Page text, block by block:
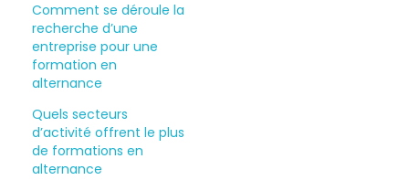
Comment se déroule la
recherche d’une
entreprise pour une
formation en
alternance
Quels secteurs
d’activité offrent le plus
de formations en
alternance